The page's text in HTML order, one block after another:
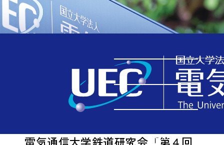
MENU
イベント情報
電気通信大学鉄道研究会「第４回